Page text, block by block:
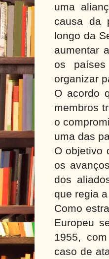
uma
causa da
longo da
aumentar
os
organizar
O acordo
membros
o
uma das
O objetivo
os
dos
que regia
Como
Europeu
1955,
caso de